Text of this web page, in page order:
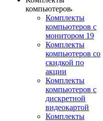
компьютеров
Комплекты
компьютеров с
монитором 19
Комплекты
компьютеров со
скидкой по
акции
Комплекты
компьютеров с
дискретной
видеокартой
Комплекты